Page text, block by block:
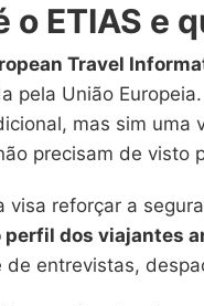
o ETIAS e
Travel
pela União
mas sim uma
precisam de visto
visa reforçar a
perfil dos viajantes
de entrevistas,